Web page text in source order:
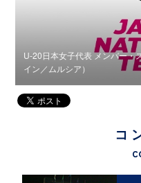
U-20日本女子代表 メンバー
イン／ムルシア）
コ